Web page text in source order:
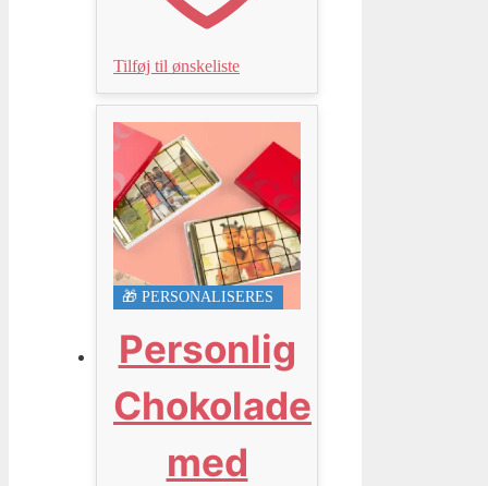
Tilføj til ønskeliste
🎁 PERSONALISERES
Personlig
Chokolade
med